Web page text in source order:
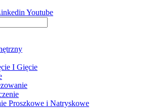
Youtube
I Gięcie
Proszkowe i Natryskowe